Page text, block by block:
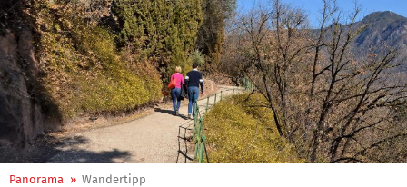
Panorama » Wandertipp